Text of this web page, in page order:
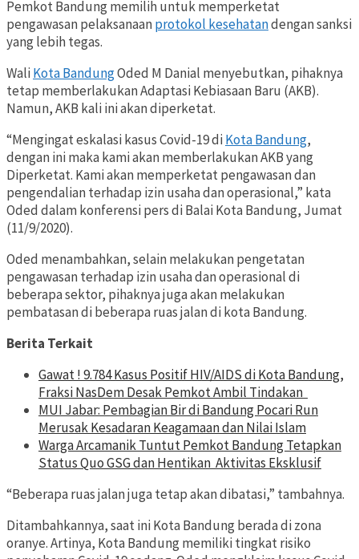
Pemkot Bandung memilih untuk memperketat
pengawasan pelaksanaanprotokol kesehatandengan sanksi
yang lebih tegas.
WaliKota BandungOded M Danial menyebutkan, pihaknya
tetap memberlakukan Adaptasi Kebiasaan Baru (AKB).
Namun, AKB kali ini akan diperketat.
“Mengingat eskalasi kasus Covid-19 diKota Bandung,
dengan ini maka kami akan memberlakukan AKB yang
Diperketat. Kami akan memperketat pengawasan dan
pengendalian terhadap izin usaha dan operasional,” kata
Oded dalam konferensi pers di Balai Kota Bandung, Jumat
(11/9/2020).
Oded menambahkan, selain melakukan pengetatan
pengawasan terhadap izin usaha dan operasional di
beberapa sektor, pihaknya juga akan melakukan
pembatasan di beberapa ruas jalan di kota Bandung.
Berita Terkait
Gawat ! 9.784 Kasus Positif HIV/AIDS di Kota Bandung,
Fraksi NasDem Desak Pemkot Ambil Tindakan
MUI Jabar: Pembagian Bir di Bandung Pocari Run
Merusak Kesadaran Keagamaan dan Nilai Islam
Warga Arcamanik Tuntut Pemkot Bandung Tetapkan
Status Quo GSG dan Hentikan Aktivitas Eksklusif
“Beberapa ruas jalan juga tetap akan dibatasi,” tambahnya.
Ditambahkannya, saat ini Kota Bandung berada di zona
oranye. Artinya, Kota Bandung memiliki tingkat risiko